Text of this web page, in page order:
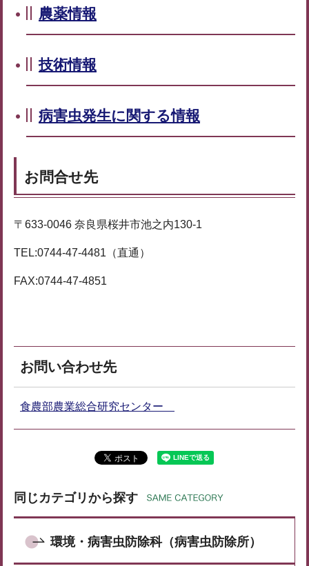
農薬情報
技術情報
病害虫発生に関する情報
お問合せ先
〒633-0046 奈良県桜井市池之内130-1
TEL:0744-47-4481（直通）
FAX:0744-47-4851
お問い合わせ先
食農部農業総合研究センター
同じカテゴリから探す
環境・病害虫防除科（病害虫防除所）